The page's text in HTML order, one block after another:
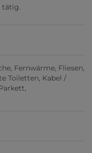
tätig.
Fernwärme Fliesen
Toiletten Kabel /